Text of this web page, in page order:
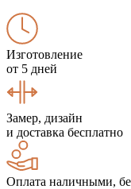
Изготовление
от 5 дней
Замер, дизайн
и доставка бесплатно
Оплата наличными,